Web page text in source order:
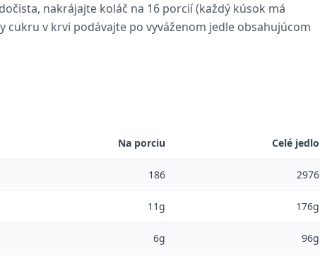
nakrájajte koláč na 16 porcií (každý kúsok má
v krvi podávajte po vyváženom jedle obsahujúcom
Na porciu Celé jedlo
186 2976
11g 176g
6g 96g